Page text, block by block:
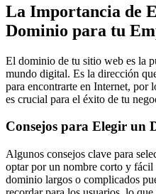
La Importancia de
Dominio para tu
El dominio de tu sitio web es la
mundo digital. Es la dirección
para encontrarte en Internet, por
es crucial para el éxito de tu
Consejos para Elegir un
Algunos consejos clave para
optar por un nombre corto y fácil
dominio largos o complicados